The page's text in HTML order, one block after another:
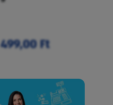
499,00 Ft